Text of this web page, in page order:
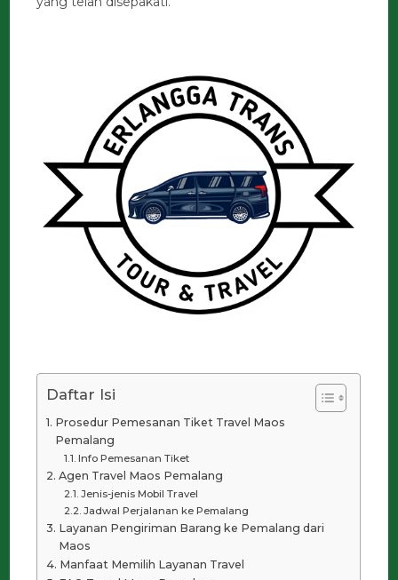
Daftar Isi
Prosedur Pemesanan Tiket Travel Maos
Pemalang
Info Pemesanan Tiket
Agen Travel Maos Pemalang
Jenis-jenis Mobil Travel
Jadwal Perjalanan ke Pemalang
Layanan Pengiriman Barang ke Pemalang dari
Maos
Manfaat Memilih Layanan Travel